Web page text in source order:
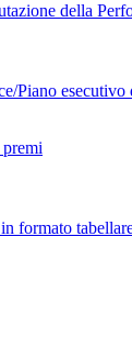
della
Piano esecutivo
formato